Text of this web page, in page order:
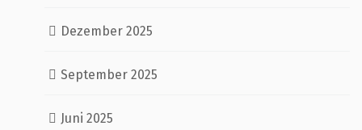
Dezember 2025
September 2025
Juni 2025